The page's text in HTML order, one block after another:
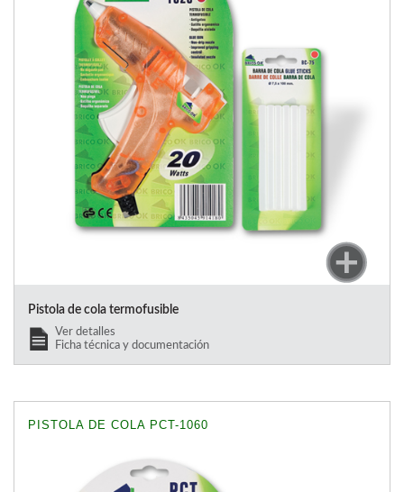
Pistola de cola termofusible
Ver detalles
Ficha técnica y documentación
PISTOLA DE COLA PCT-1060